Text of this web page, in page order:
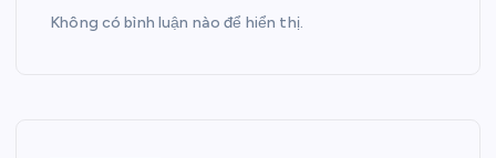
Không có bình luận nào để hiển thị.